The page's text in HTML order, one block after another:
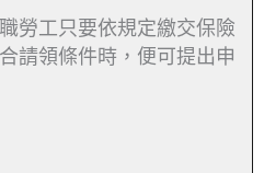
勞工只要依規定繳交保險
請領條件時，便可提出申